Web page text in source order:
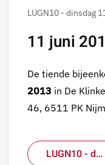
LUGN10 - dinsdag
11 juni
De tiende
2013 in De
46, 6511 PK
LUGN10 - d…